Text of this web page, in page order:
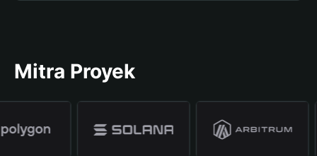
Mitra Proyek